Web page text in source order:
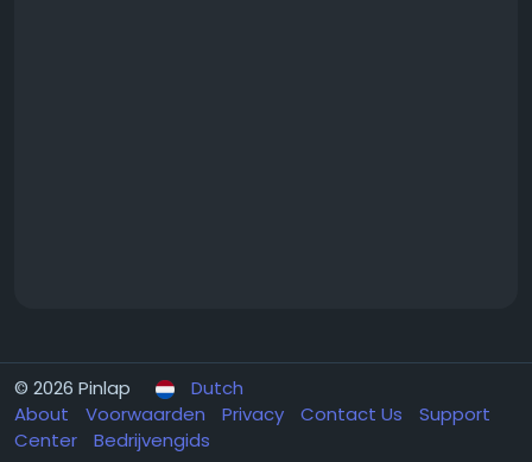
© 2026 Pinlap
Dutch
About
Voorwaarden Privacy Contact Us
Support
Center
Bedrijvengids